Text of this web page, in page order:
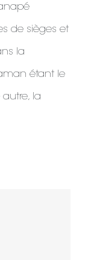
de sièges et
la
étant le
la